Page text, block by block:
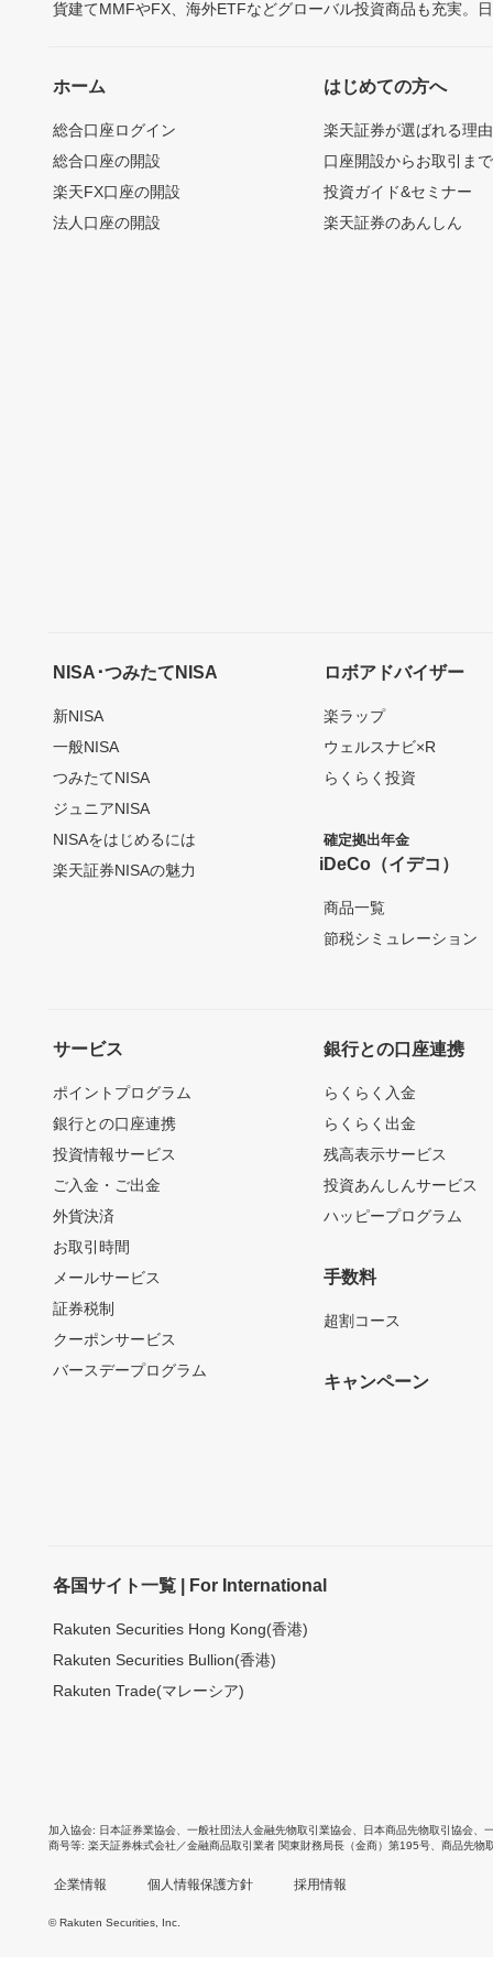
貨建てMMFやFX、海外ETFなどグローバル投資商品も充実。
ホーム
総合口座ログイン
総合口座の開設
楽天FX口座の開設
法人口座の開設
はじめての方へ
楽天証券が選ばれる理由
口座開設からお取引ま
投資ガイド&セミナー
楽天証券のあんしん
NISA･つみたてNISA
新NISA
一般NISA
つみたてNISA
ジュニアNISA
NISAをはじめるには
楽天証券NISAの魅力
ロボアドバイザー
楽ラップ
ウェルスナビ×R
らくらく投資
確定拠出年金
iDeCo（イデコ）
商品一覧
節税シミュレーション
サービス
ポイントプログラム
銀行との口座連携
投資情報サービス
ご入金・ご出金
外貨決済
お取引時間
メールサービス
証券税制
クーポンサービス
バースデープログラム
銀行との口座連携
らくらく入金
らくらく出金
残高表示サービス
投資あんしんサービス
ハッピープログラム
手数料
超割コース
キャンペーン
各国サイト一覧 | For International
Rakuten Securities Hong Kong(香港)
Rakuten Securities Bullion(香港)
Rakuten Trade(マレーシア)
加入協会 日本証券業協会 一般社団法人金融先物取引業協会 日本商品先物取引協会
商号等 楽天証券株式会社／金融商品取引業者 関東財務局長（金商）第195号、商品先物
企業情報 個人情報保護方針 採用情報
© Rakuten Securities, Inc.